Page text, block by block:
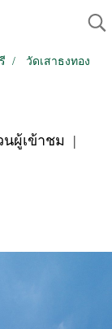
วัดเสาธงทอง
นผู้เข้าชม |